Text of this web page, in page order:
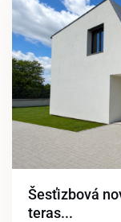
Šesťizbová
teras...